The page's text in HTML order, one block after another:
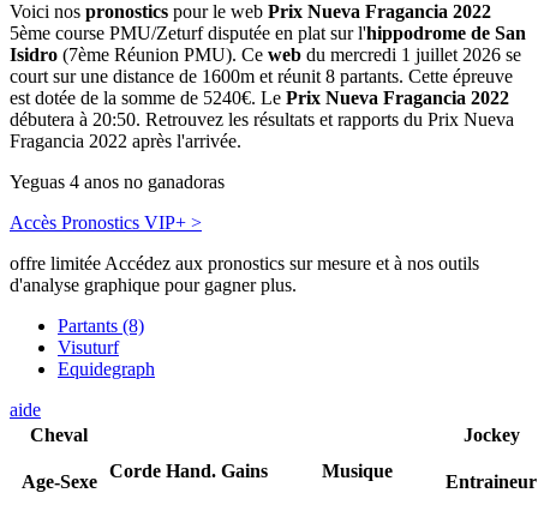
Voici nos pronostics pour le web Prix Nueva Fragancia 2022
5ème course PMU/Zeturf disputée en plat sur l'hippodrome de San
Isidro (7ème Réunion PMU). Ce web du mercredi 1 juillet 2026 se
court sur une distance de 1600m et réunit 8 partants. Cette épreuve
est dotée de la somme de 5240€. Le Prix Nueva Fragancia 2022
débutera à 20:50. Retrouvez les résultats et rapports du Prix Nueva
Fragancia 2022 après l'arrivée.
Yeguas 4 anos no ganadoras
Accès Pronostics VIP+ >
offre limitée Accédez aux pronostics sur mesure et à nos outils
d'analyse graphique pour gagner plus.
Partants (8)
Visuturf
Equidegraph
aide
Cheval
Age-Sexe
Corde Hand. Gains Musique
Jockey
Entraineur